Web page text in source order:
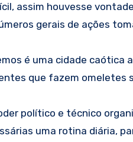
assim houvesse
gerais de ações
é uma cidade caótica
que fazem omeletes
político e técnico
uma rotina diária,